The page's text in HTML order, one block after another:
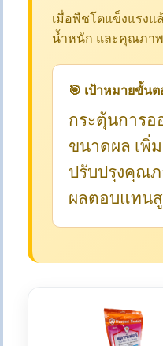
เมื่อพืชโตแข็งแรงแ
น้ำหนัก และคุณภาพ
🎯 เป้าหมายขั้น
กระตุ้นการ
ขนาดผล เพิ่
ปรับปรุงคุณ
ผลตอบแทน